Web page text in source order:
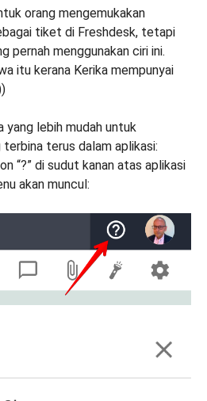
orang mengemukakan
tiket di Freshdesk, tetapi
pernah menggunakan ciri ini.
itu kerana Kerika mempunyai
yang lebih mudah untuk
terbina terus dalam aplikasi:
“?” di sudut kanan atas aplikasi
akan muncul: